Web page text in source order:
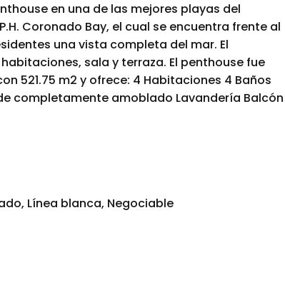
en una de las mejores playas del
Coronado Bay, el cual se encuentra frente al
una vista completa del mar. El
sala y terraza. El penthouse fue
521.75 m2 y ofrece: 4 Habitaciones 4 Baños
completamente amoblado Lavandería Balcón
Línea blanca, Negociable